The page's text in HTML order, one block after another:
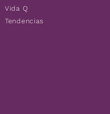
Vida Q
Tendencias